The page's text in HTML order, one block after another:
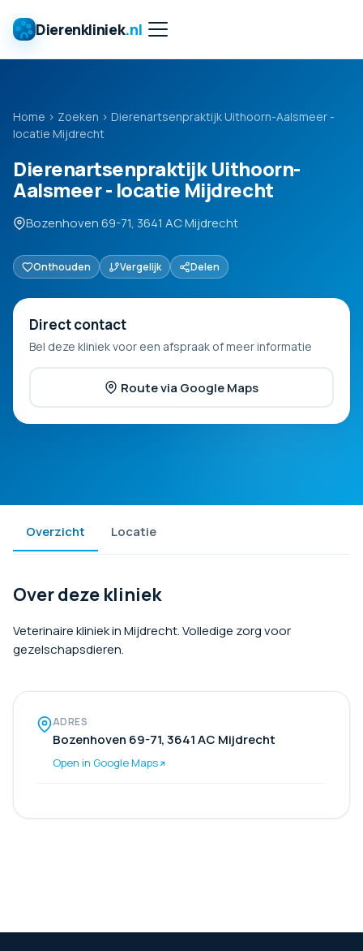
Dierenkliniek.nl
Home › Zoeken › Dierenartsenpraktijk Uithoorn-Aalsmeer -
locatie Mijdrecht
Dierenartsenpraktijk Uithoorn-
Aalsmeer - locatie Mijdrecht
Bozenhoven 69-71, 3641 AC Mijdrecht
Onthouden Vergelijk Delen
Direct contact
Bel deze kliniek voor een afspraak of meer informatie
Route via Google Maps
Overzicht Locatie
Over deze kliniek
Veterinaire kliniek in Mijdrecht. Volledige zorg voor
gezelschapsdieren.
ADRES
Bozenhoven 69-71, 3641 AC Mijdrecht
Open in Google Maps